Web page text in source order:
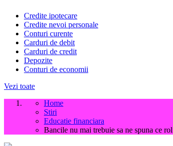
Credite ipotecare
Credite nevoi personale
Conturi curente
Carduri de debit
Carduri de credit
Depozite
Conturi de economii
Vezi toate
Home
Stiri
Educatie financiara
Bancile nu mai trebuie sa ne spuna ce